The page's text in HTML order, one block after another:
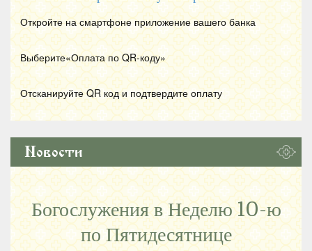
Откройте на смартфоне приложение вашего банка
Выберите«Оплата по QR-коду»
Отсканируйте QR код и подтвердите оплату
Новости
Богослужения в Неделю 10-ю
по Пятидесятнице